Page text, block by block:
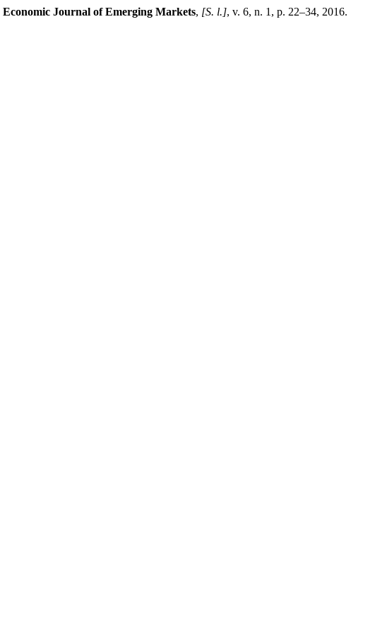
Economic Journal of Emerging Markets, [S. l.], v. 6, n. 1, p. 22–34, 2016.